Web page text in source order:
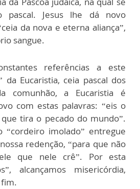
pascal. Jesus lhe dá novo
da nova e eterna aliança”,
sangue.
referências a este
da Eucaristia, ceia pascal dos
comunhão, a Eucaristia é
com estas palavras: “eis o
tira o pecado do mundo”.
“cordeiro imolado” entregue
redenção, “para que não
que nele crê”. Por esta
alcançamos misericórdia,